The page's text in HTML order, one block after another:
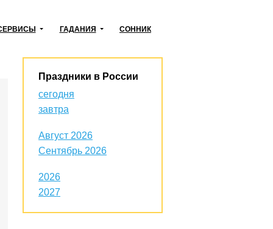
ГАДАНИЯ СОННИК
Праздники в России
сегодня
завтра
Август 2026
Сентябрь 2026
2026
2027